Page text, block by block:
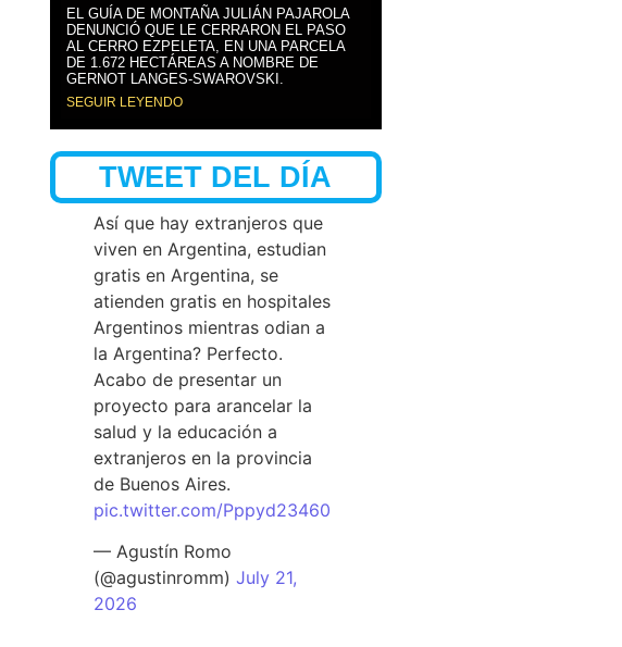
EL GUÍA DE MONTAÑA JULIÁN PAJAROLA
DENUNCIÓ QUE LE CERRARON EL PASO
AL CERRO EZPELETA, EN UNA PARCELA
DE 1.672 HECTÁREAS A NOMBRE DE
GERNOT LANGES-SWAROVSKI.
SEGUIR LEYENDO
TWEET DEL DÍA
Así que hay extranjeros que
viven en Argentina, estudian
gratis en Argentina, se
atienden gratis en hospitales
Argentinos mientras odian a
la Argentina? Perfecto.
Acabo de presentar un
proyecto para arancelar la
salud y la educación a
extranjeros en la provincia
de Buenos Aires.
pic.twitter.com/Pppyd23460
— Agustín Romo
(@agustinromm)July 21,
2026